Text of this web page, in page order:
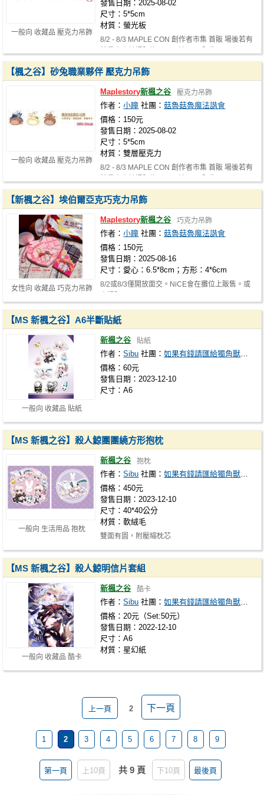
一般向 收藏品 壓克力吊飾
發售日期：2025-08-02
尺寸：5*5cm
材質：螢光板
8/2 - 8/3 MAPLE CON 創作者市集 首販 場後若有
一般向 收藏品 壓克力吊飾
【楓之谷】砂兔職業夥伴 壓克力吊飾
Maplestory新楓之谷 壓克力吊飾
作者：小瞳 社團：菇魯菇魯魔法諧會
價格：150元
發售日期：2025-08-02
尺寸：5*5cm
材質：雙層壓克力
8/2 - 8/3 MAPLE CON 創作者市集 首販 場後若有
女性向 收藏品 巧克力吊飾
【新楓之谷】埃伯爾亞克巧克力吊飾
Maplestory新楓之谷 巧克力吊飾
作者：小瞳 社團：菇魯菇魯魔法諧會
價格：150元
發售日期：2025-08-16
尺寸：愛心：6.5*8cm；方形：4*6cm
8/2或8/3僅開放面交。NiCE會在攤位上販售。或
一般向 收藏品 貼紙
【MS 新楓之谷】A6半斷貼紙
新楓之谷 貼紙
作者：Sibu 社團：如果有錢請匯給獨角獸課金
價格：60元
發售日期：2023-12-10
尺寸：A6
一般向 生活用品 抱枕
【MS 新楓之谷】殺人鯨團團繞方形抱枕
新楓之谷 抱枕
作者：Sibu 社團：如果有錢請匯給獨角獸課金
價格：450元
發售日期：2023-12-10
尺寸：40*40公分
材質：軟絨毛
雙面有圖，附壓縮枕芯
一般向 收藏品 酷卡
【MS 新楓之谷】殺人鯨明信片套組
新楓之谷 酷卡
作者：Sibu 社團：如果有錢請匯給獨角獸課金
價格：20元（Set:50元）
發售日期：2022-12-10
尺寸：A6
材質：星幻紙
上一頁 2 下一頁
1 2 3 4 5 6 7 8 9
第一頁 上10頁 共 9 頁 下10頁 最後頁